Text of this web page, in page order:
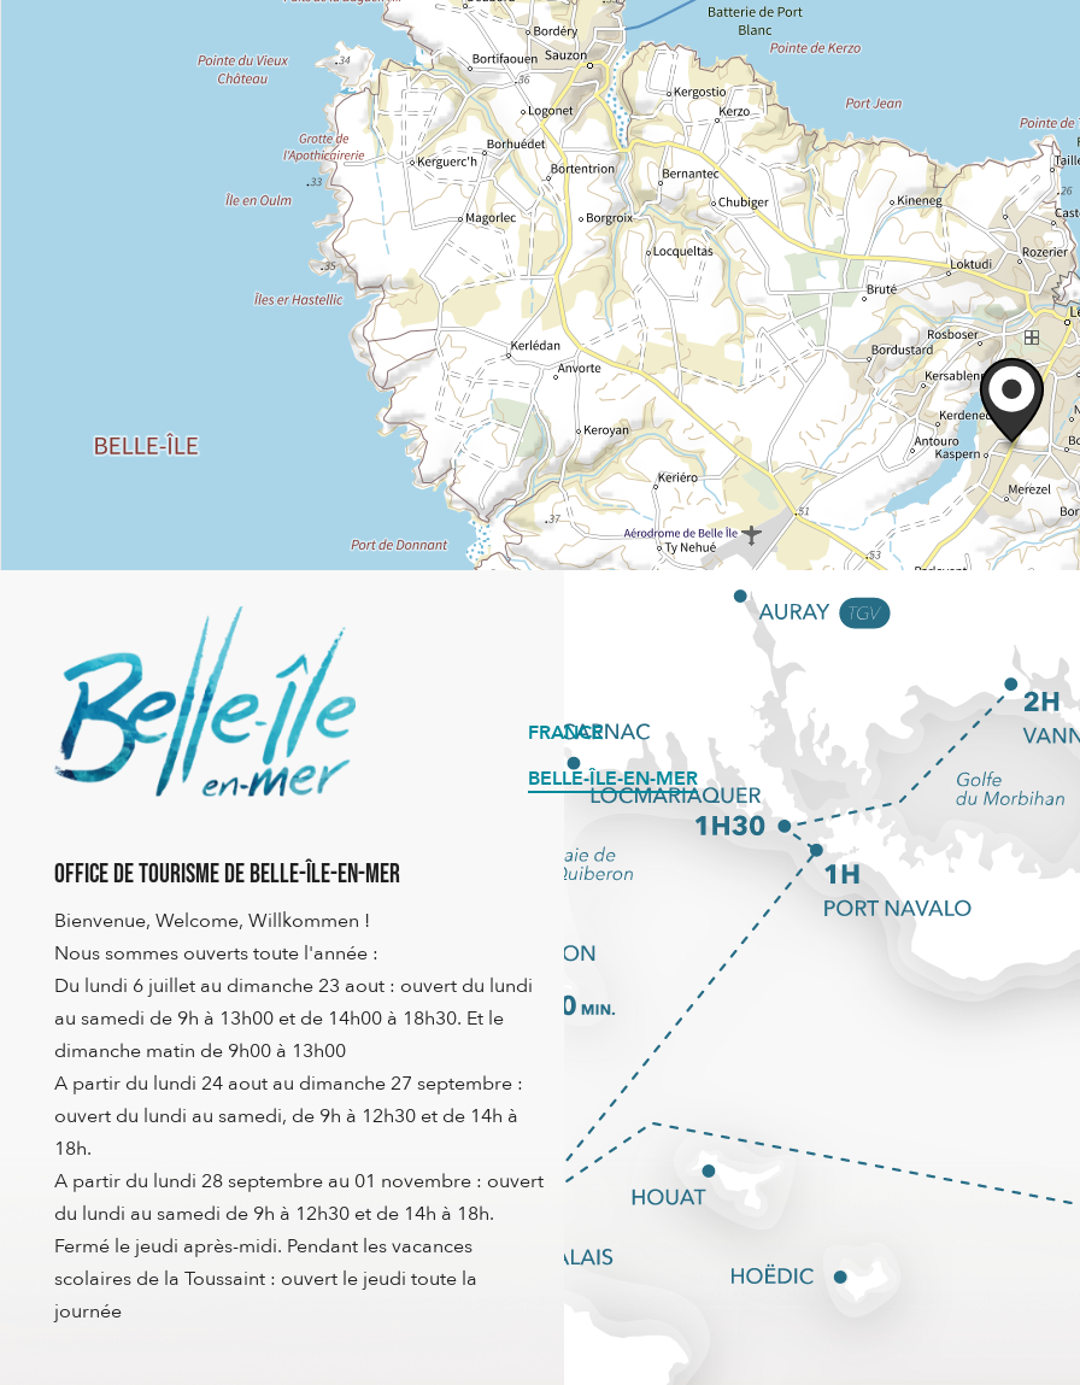
Office de Tourisme de Belle-Île-en-Mer
Bienvenue, Welcome, Willkommen !
Nous sommes ouverts toute l'année :
Du lundi 6 juillet au dimanche 23 aout : ouvert du lundi
au samedi de 9h à 13h00 et de 14h00 à 18h30. Et le
dimanche matin de 9h00 à 13h00
A partir du lundi 24 aout au dimanche 27 septembre :
ouvert du lundi au samedi, de 9h à 12h30 et de 14h à
18h.
A partir du lundi 28 septembre au 01 novembre : ouvert
du lundi au samedi de 9h à 12h30 et de 14h à 18h.
Fermé le jeudi après-midi. Pendant les vacances
scolaires de la Toussaint : ouvert le jeudi toute la
journée
FRANCE
BELLE-ÎLE-EN-MER